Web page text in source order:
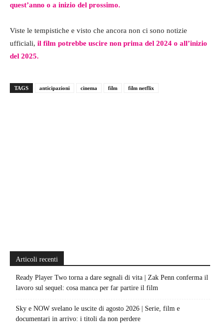
quest’anno o a inizio del prossimo.
Viste le tempistiche e visto che ancora non ci sono notizie
ufficiali, il film potrebbe uscire non prima del 2024 o all’inizio
del 2025.
TAGS anticipazioni cinema film film netflix
Articoli recenti
Ready Player Two torna a dare segnali di vita | Zak Penn conferma il
lavoro sul sequel: cosa manca per far partire il film
Sky e NOW svelano le uscite di agosto 2026 | Serie, film e
documentari in arrivo: i titoli da non perdere